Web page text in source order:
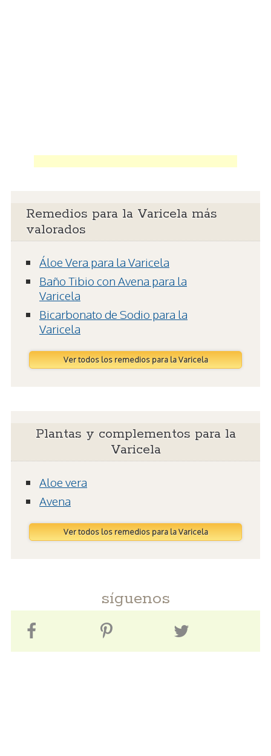
Remedios para la Varicela más
valorados
Áloe Vera para la Varicela
Baño Tibio con Avena para la
Varicela
Bicarbonato de Sodio para la
Varicela
Ver todos los remedios para la Varicela
Plantas y complementos para la
Varicela
Aloe vera
Avena
Ver todos los remedios para la Varicela
síguenos